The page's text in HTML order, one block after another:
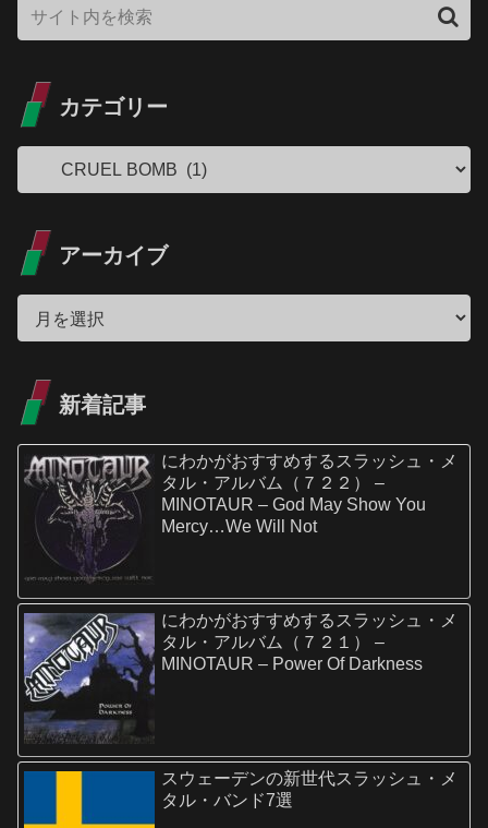
カテゴリー
アーカイブ
新着記事
にわかがおすすめするスラッシュ・メ
タル・アルバム（７２２） –
MINOTAUR – God May Show You
Mercy…We Will Not
にわかがおすすめするスラッシュ・メ
タル・アルバム（７２１） –
MINOTAUR – Power Of Darkness
スウェーデンの新世代スラッシュ・メ
タル・バンド7選